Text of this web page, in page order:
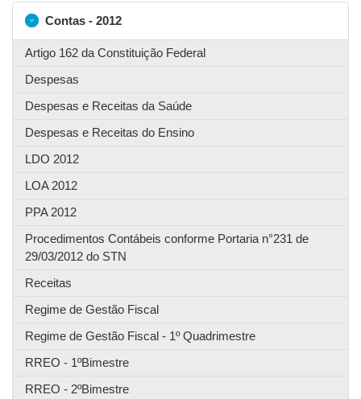
Contas - 2012
Artigo 162 da Constituição Federal
Despesas
Despesas e Receitas da Saúde
Despesas e Receitas do Ensino
LDO 2012
LOA 2012
PPA 2012
Procedimentos Contábeis conforme Portaria n°231 de
29/03/2012 do STN
Receitas
Regime de Gestão Fiscal
Regime de Gestão Fiscal - 1º Quadrimestre
RREO - 1ºBimestre
RREO - 2ºBimestre